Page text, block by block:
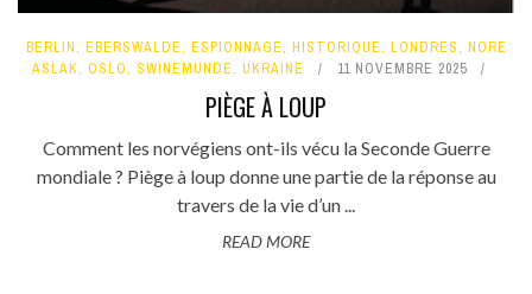
BERLIN, EBERSWALDE, ESPIONNAGE, HISTORIQUE, LONDRES, NORE
ASLAK, OSLO, SWINEMUNDE, UKRAINE 11 NOVEMBRE 2025
PIÈGE À LOUP
Comment les norvégiens ont-ils vécu la Seconde Guerre
mondiale ? Piège à loup donne une partie de la réponse au
travers de la vie d’un ...
READ MORE